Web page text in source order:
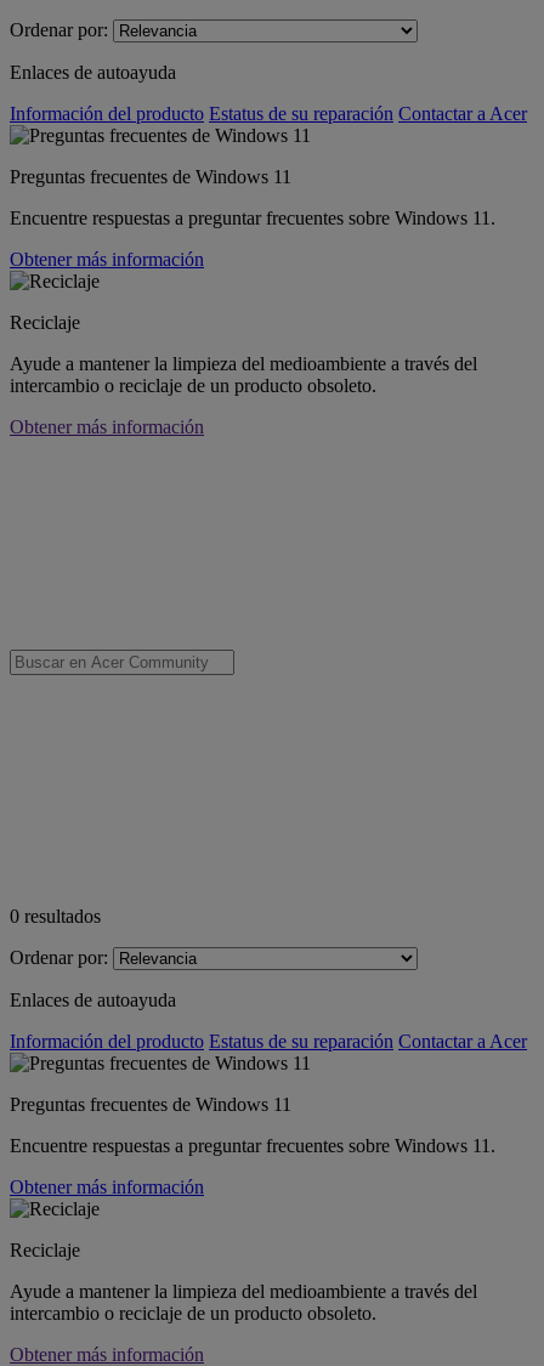
Ordenar por:
Enlaces de autoayuda
Información del producto Estatus de su reparación Contactar a Acer
Preguntas frecuentes de Windows 11
Encuentre respuestas a preguntar frecuentes sobre Windows 11.
Obtener más información
Reciclaje
Ayude a mantener la limpieza del medioambiente a través del
intercambio o reciclaje de un producto obsoleto.
Obtener más información
0 resultados
Ordenar por:
Enlaces de autoayuda
Información del producto Estatus de su reparación Contactar a Acer
Preguntas frecuentes de Windows 11
Encuentre respuestas a preguntar frecuentes sobre Windows 11.
Obtener más información
Reciclaje
Ayude a mantener la limpieza del medioambiente a través del
intercambio o reciclaje de un producto obsoleto.
Obtener más información